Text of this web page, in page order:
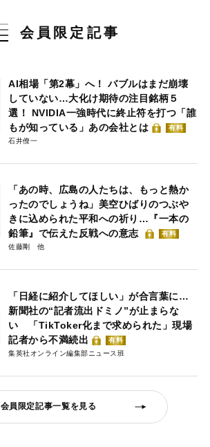
会員限定記事
AI相場「第2幕」へ！ バブルはまだ崩壊
していない…大化け期待の注目銘柄５
選！ NVIDIA一強時代に終止符を打つ「誰
もが知っている」あの会社とは
有料
石井僚一
「あの時、広島の人たちは、もっと熱か
ったのでしょうね」美空ひばりのつぶや
きに込められた平和への祈り…『一本の
鉛筆』で伝えた反戦への意志
有料
佐藤剛
「日経に紹介してほしい」が合言葉に…
新聞社の“記者流出ドミノ”が止まらな
い 「TikToker化まで求められた」現場
記者から不満続出
有料
集英社オンライン編集部ニュース班
会員限定記事一覧を見る